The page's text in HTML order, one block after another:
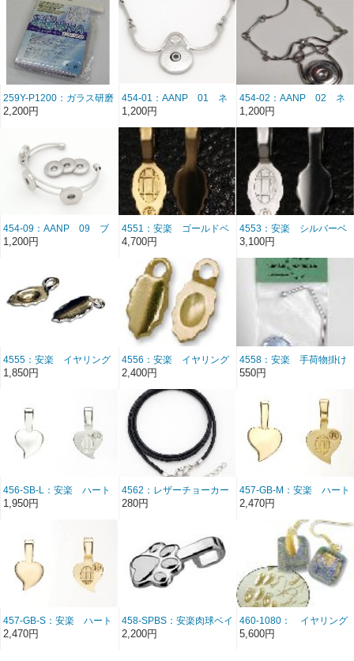
259Y-P1200：ガラス研磨
布セット SA ガラス工
芸用
2,200円
454-01：AANP 01 ネ
ックレス金具 お試し価
格
1,200円
454-02：AANP 02 ネ
ックレス金具 お試し価
格
1,200円
454-09：AANP 09 ブ
レスレット金具 お試し
1,200円
4551：安楽 ゴールドベ
イル 大 25個組（26/7
4,700円
4553：安楽 シルバーベ
イル 大 25個組（25/7
3,100円
4555：安楽 イヤリング
ベイル シルバー 24
個 ★在庫限りで取り扱
1,850円
4556：安楽 イヤリング
ベイル ゴールド 24
個 ★在庫限りで取り扱
い中止
2,400円
4558：安楽 手荷物掛け
550円
456-SB-L：安楽 ハート
ベイルシルバー 大 25個/
1,950円
4562：レザーチョーカー
20インチ ＊在庫限りで
280円
457-GB-M：安楽 ハート
ベイルゴールド 中 ★
2,470円
457-GB-S：安楽 ハート
ベイルゴールド 小 ★
2,470円
458-SPBS：安楽肉球ベイ
ル 銀・小 25個組 ★
2,200円
460-1080： イヤリング
ベイルキット金 ゴール
5,600円